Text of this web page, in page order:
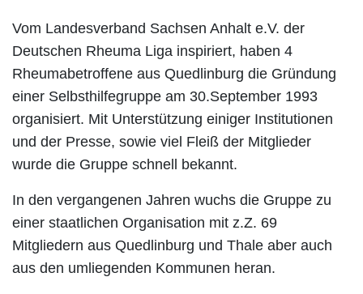
Vom Landesverband Sachsen Anhalt e.V. der
Deutschen Rheuma Liga inspiriert, haben 4
Rheumabetroffene aus Quedlinburg die Gründung
einer Selbsthilfegruppe am 30.September 1993
organisiert. Mit Unterstützung einiger Institutionen
und der Presse, sowie viel Fleiß der Mitglieder
wurde die Gruppe schnell bekannt.
In den vergangenen Jahren wuchs die Gruppe zu
einer staatlichen Organisation mit z.Z. 69
Mitgliedern aus Quedlinburg und Thale aber auch
aus den umliegenden Kommunen heran.